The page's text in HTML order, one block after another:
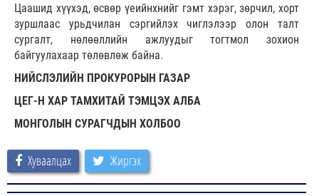
Цаашид хүүхэд, өсвөр үеийнхнийг гэмт хэрэг, зөрчил, хорт
зуршлаас урьдчилан сэргийлэх чиглэлээр олон талт
сургалт, нөлөөллийн ажлуудыг тогтмол зохион
байгуулахаар төлөвлөж байна.
НИЙСЛЭЛИЙН ПРОКУРОРЫН ГАЗАР
ЦЕГ-Н ХАР ТАМХИТАЙ ТЭМЦЭХ АЛБА
МОНГОЛЫН СУРАГЧДЫН ХОЛБОО
Хуваалцах Жиргэх